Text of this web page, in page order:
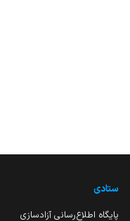
ستادی
پایگاه اطلاع‌رسانی آزادسازی